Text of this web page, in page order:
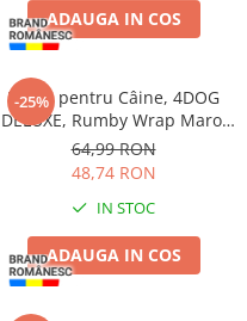
ADAUGA IN COS
-25%
Haină pentru Câine, 4DOG
DELUXE, Rumby Wrap Maro,
40 cm
64,99 RON
48,74 RON
IN STOC
ADAUGA IN COS